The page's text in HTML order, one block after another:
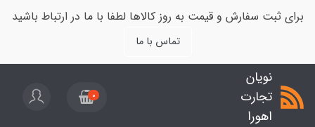
برای ثبت سفارش و قیمت به روز کالاها لطفا با ما در ارتباط باشید
تماس با ما
نویان
تجارت
اهورا
0